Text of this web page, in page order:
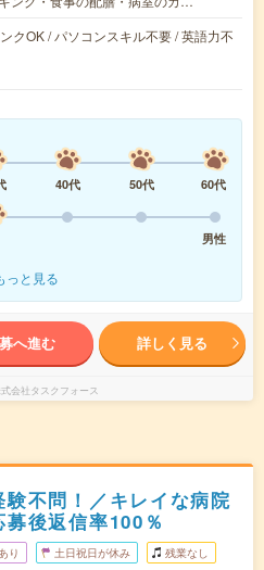
クOK / パソコンスキル不要 / 英語力不
40代 50代
60代
男性
っと見る
へ進む 詳しく見る
会社タスクフォース
不問！／キレイな病院
後返信率100％
り 土日祝日が休み 残業なし